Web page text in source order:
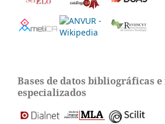
Bases de datos bibliográficas
especializados